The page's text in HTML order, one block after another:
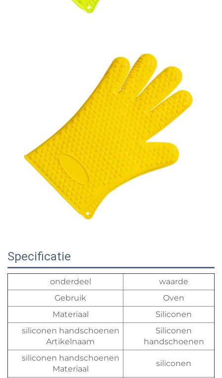
Specificatie
onderdeel
waarde
Gebruik
Oven
Materiaal
Siliconen
siliconen handschoenen
Artikelnaam
Siliconen
handschoenen
siliconen handschoenen
Materiaal
siliconen